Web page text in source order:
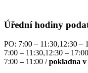
Úřední hodiny
PO: 7:00 – 11:30,12:30 –
7:00 – 11:30,12:30 –
7:00 – 11:00 /pokladna v